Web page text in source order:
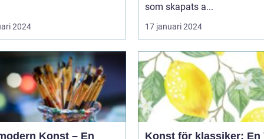
2024
som skapats a...
17 januari 2024
Konst – En
Konst för klassiker: En